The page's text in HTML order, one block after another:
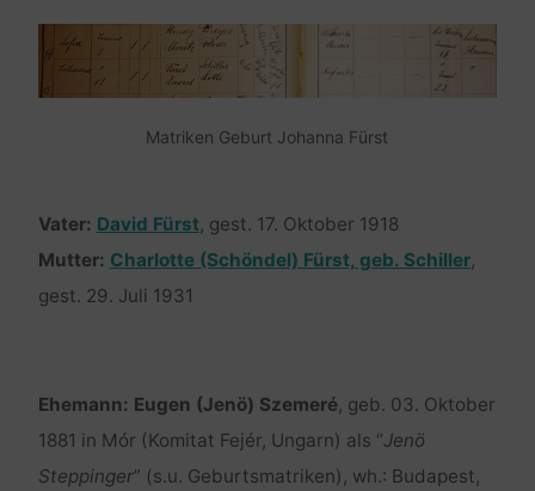
Matriken Geburt Johanna Fürst
Vater: David Fürst, gest. 17. Oktober 1918
Mutter: Charlotte (Schöndel) Fürst, geb. Schiller,
gest. 29. Juli 1931
Ehemann: Eugen (Jenö) Szemeré, geb. 03. Oktober
1881 in Mór (Komitat Fejér, Ungarn) als “Jenö
Steppinger” (s.u. Geburtsmatriken), wh.: Budapest,